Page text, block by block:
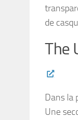
de
The
Dans la
Une